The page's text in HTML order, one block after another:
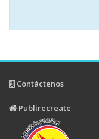
Contáctenos
Publirecreate